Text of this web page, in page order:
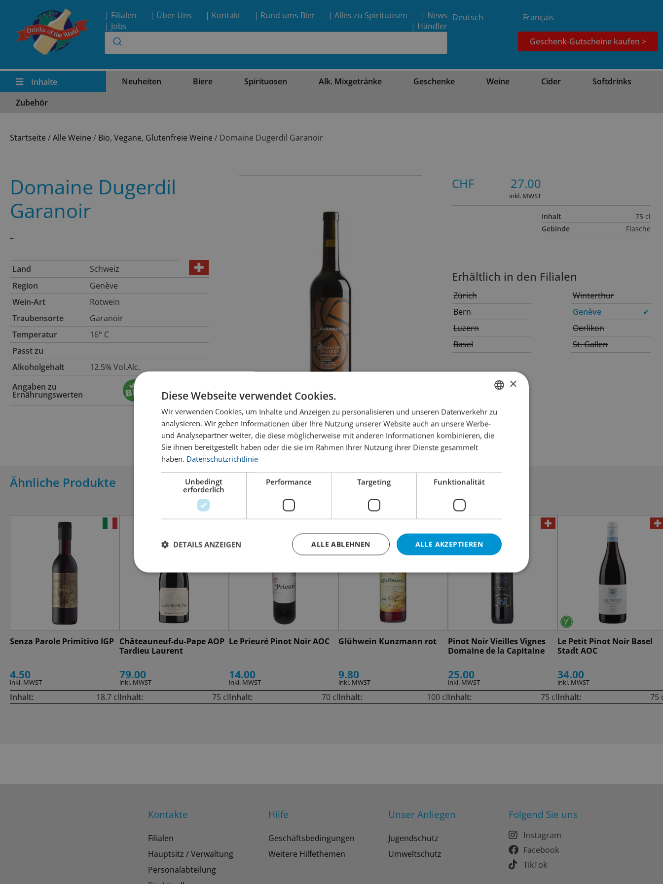
| Filialen | Über Uns | Kontakt | Rund ums Bier | Alles zu Spirituosen
| News
| Jobs
| Händler
Deutsch Français
Geschenk-Gutscheine kaufen >
Inhalte Neuheiten Biere Spirituosen Alk. Mixgetränke Geschenke Weine Cider
Softdrinks
Zubehör
Startseite /Alle Weine / Bio, Vegane, Glutenfreie Weine / Domaine Dugerdil Garanoir
Domaine Dugerdil
Garanoir
–
Land
Schweiz
Region
Genève
Wein-Art
Rotwein
Traubensorte
Garanoir
Temperatur
16° C
Passt zu
Alkoholgehalt
12.5% Vol.Alc.
Angaben zu
Ernährungswerten
CHF 27.00
inkl. MWST
Inhalt
75 cl
Gebinde
Flasche
Erhältlich in den Filialen
Zürich
Bern
Luzern
Basel
Winterthur
Genève
✔
Oerlikon
St. Gallen
Ähnliche Produkte
Senza Parole Primitivo IGP
4.50
inkl. MWST
Inhalt: 18.7 cl
Châteauneuf-du-Pape AOP
Tardieu Laurent
79.00
inkl. MWST
Inhalt: 75 cl
Le Prieuré Pinot Noir AOC
14.00
inkl. MWST
Inhalt: 70 cl
Glühwein Kunzmann rot
9.80
inkl. MWST
Inhalt: 100 cl
Pinot Noir Vieilles Vignes
Domaine de la Capitaine
25.00
inkl. MWST
Inhalt: 75 cl
Le Petit Pinot Noir Basel
Stadt AOC
34.00
inkl. MWST
Inhalt: 75
Kontakte
Filialen
Hauptsitz / Verwaltung
Personalabteilung
Hilfe
Geschäftsbedingungen
Weitere Hilfethemen
Unser Anliegen
Jugendschutz
Umweltschutz
Folgend Sie uns
Instagram
Facebook
TikTok
GERMAN
FRENCH
×
Diese Webseite verwendet Cookies.
Wir verwenden Cookies, um Inhalte und Anzeigen zu personalisieren und unseren Datenverkehr zu
analysieren. Wir geben Informationen über Ihre Nutzung unserer Website auch an unsere Werbe-
und Analysepartner weiter, die diese möglicherweise mit anderen Informationen kombinieren, die
Sie ihnen bereitgestellt haben oder die sie im Rahmen Ihrer Nutzung ihrer Dienste gesammelt
haben. Datenschutzrichtlinie
Unbedingt
erforderlich
Performance Targeting Funktionalität
ALLE AKZEPTIEREN
ALLE ABLEHNEN
DETAILS ANZEIGEN